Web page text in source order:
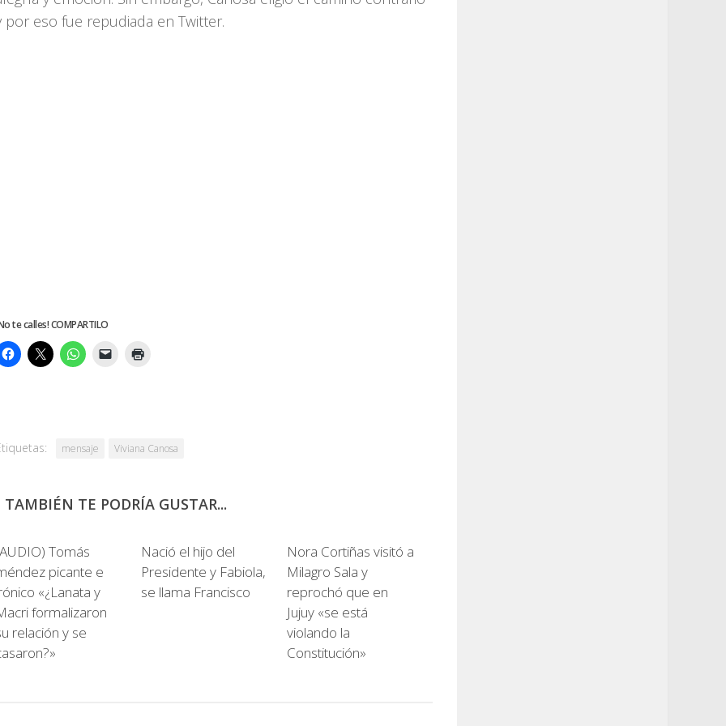
por eso fue repudiada en Twitter.
te calles! COMPARTILO
mensaje Viviana Canosa
TAMBIÉN TE PODRÍA GUSTAR...
Tomás
picante e
«¿Lanata y
formalizaron
relación y se
Nació el hijo del
Presidente y Fabiola,
se llama Francisco
Nora Cortiñas visitó a
Milagro Sala y
reprochó que en
Jujuy «se está
violando la
Constitución»